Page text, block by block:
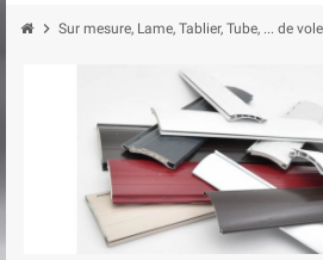
chevron_right Sur mesure, Lame, Tablier, Tube, ... de